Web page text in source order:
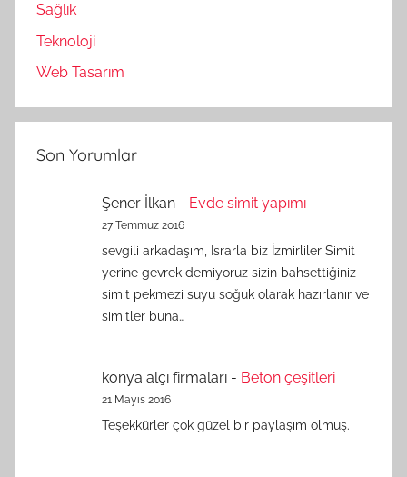
Sağlık
Teknoloji
Web Tasarım
Son Yorumlar
Şener İlkan - Evde simit yapımı
27 Temmuz 2016
sevgili arkadaşım, Israrla biz İzmirliler Simit
yerine gevrek demiyoruz sizin bahsettiğiniz
simit pekmezi suyu soğuk olarak hazırlanır ve
simitler buna…
konya alçı firmaları - Beton çeşitleri
21 Mayıs 2016
Teşekkürler çok güzel bir paylaşım olmuş.